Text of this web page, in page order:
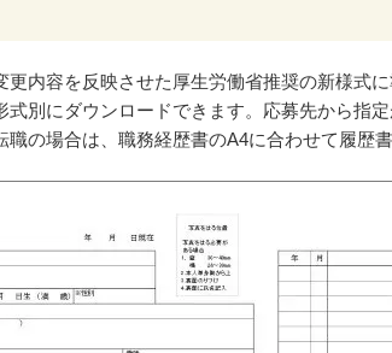
更内容を反映させた厚生労働省推奨の新様式
式別にダウンロードできます。応募先から指
職の場合は、職務経歴書のA4に合わせて履歴